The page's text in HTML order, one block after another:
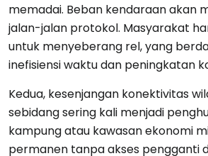
memadai. Beban kendaraan akan
jalan-jalan protokol. Masyarakat
untuk menyeberang rel, yang
inefisiensi waktu dan peningkatan
Kedua, kesenjangan konektivitas
sebidang sering kali menjadi
kampung atau kawasan ekonomi
permanen tanpa akses pengganti